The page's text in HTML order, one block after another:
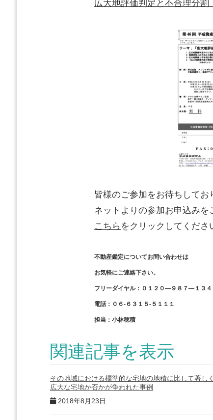
広大地評価判定と不合理分
皆様のご参加をお待ちしてお
ネットよりの参加お申込みを
こちら をクリックしてくださ
不動産鑑定についてお問い合わせは
お気軽にご連絡下さい。
フリーダイヤル：０１２０―９８７―１３４
電話： ０６-６３１５-５１１１
担当：小林穂積
関連記事を表示
その地域における標準的な宅地の地積に比して著しく
広大な宅地か否かが争われた事例
2018年8月23日